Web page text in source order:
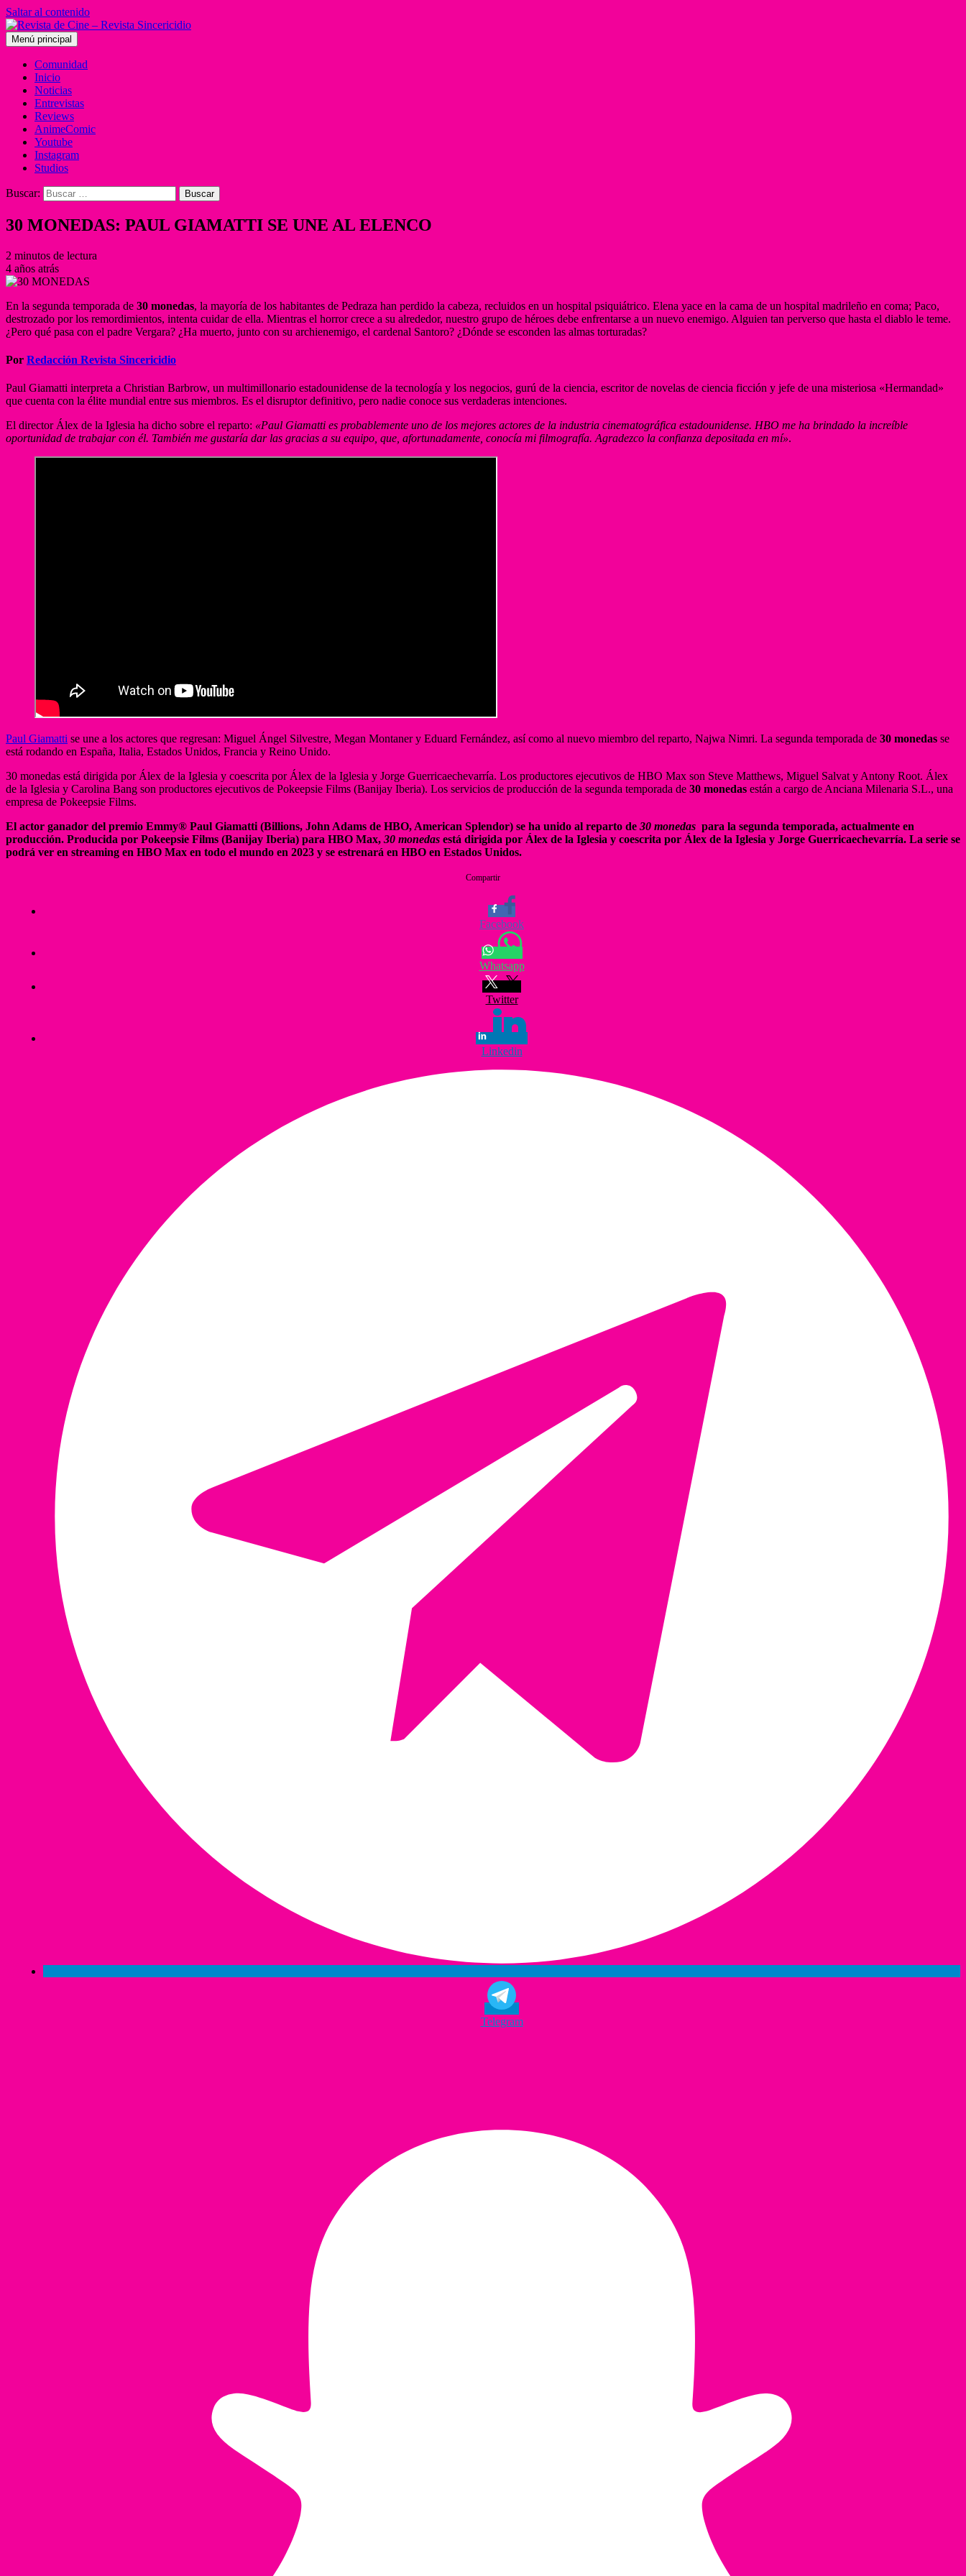
Saltar al contenido
Menú principal
Comunidad
Inicio
Noticias
Entrevistas
Reviews
AnimeComic
Youtube
Instagram
Studios
Buscar:
30 MONEDAS: PAUL GIAMATTI SE UNE AL ELENCO
2 minutos de lectura
4 años atrás
En la segunda temporada de 30 monedas, la mayoría de los habitantes de Pedraza han perdido la cabeza, recluidos en un hospital psiquiátrico. Elena yace en la cama de un hospital madrileño en coma; Paco,
destrozado por los remordimientos, intenta cuidar de ella. Mientras el horror crece a su alrededor, nuestro grupo de héroes debe enfrentarse a un nuevo enemigo. Alguien tan perverso que hasta el diablo le teme.
¿Pero qué pasa con el padre Vergara? ¿Ha muerto, junto con su archienemigo, el cardenal Santoro? ¿Dónde se esconden las almas torturadas?
Por Redacción Revista Sincericidio
Paul Giamatti interpreta a Christian Barbrow, un multimillonario estadounidense de la tecnología y los negocios, gurú de la ciencia, escritor de novelas de ciencia ficción y jefe de una misteriosa «Hermandad»
que cuenta con la élite mundial entre sus miembros. Es el disruptor definitivo, pero nadie conoce sus verdaderas intenciones.
El director Álex de la Iglesia ha dicho sobre el reparto: «Paul Giamatti es probablemente uno de los mejores actores de la industria cinematográfica estadounidense. HBO me ha brindado la increíble
oportunidad de trabajar con él. También me gustaría dar las gracias a su equipo, que, afortunadamente, conocía mi filmografía. Agradezco la confianza depositada en mí».
Paul Giamatti se une a los actores que regresan: Miguel Ángel Silvestre, Megan Montaner y Eduard Fernández, así como al nuevo miembro del reparto, Najwa Nimri. La segunda temporada de 30 monedas se
está rodando en España, Italia, Estados Unidos, Francia y Reino Unido.
30 monedas está dirigida por Álex de la Iglesia y coescrita por Álex de la Iglesia y Jorge Guerricaechevarría. Los productores ejecutivos de HBO Max son Steve Matthews, Miguel Salvat y Antony Root. Álex
de la Iglesia y Carolina Bang son productores ejecutivos de Pokeepsie Films (Banijay Iberia). Los servicios de producción de la segunda temporada de 30 monedas están a cargo de Anciana Milenaria S.L., una
empresa de Pokeepsie Films.
El actor ganador del premio Emmy® Paul Giamatti (Billions, John Adams de HBO, American Splendor) se ha unido al reparto de 30 monedas para la segunda temporada, actualmente en
producción. Producida por Pokeepsie Films (Banijay Iberia) para HBO Max, 30 monedas está dirigida por Álex de la Iglesia y coescrita por Álex de la Iglesia y Jorge Guerricaechevarría. La serie se
podrá ver en streaming en HBO Max en todo el mundo en 2023 y se estrenará en HBO en Estados Unidos.
Compartir
Facebook
Whatsapp
Twitter
Linkedin
Telegram